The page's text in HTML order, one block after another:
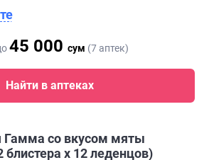
45 000 сум (7 аптек)
Найти в аптеках
Гамма со вкусом мяты
х 12 леденцов)